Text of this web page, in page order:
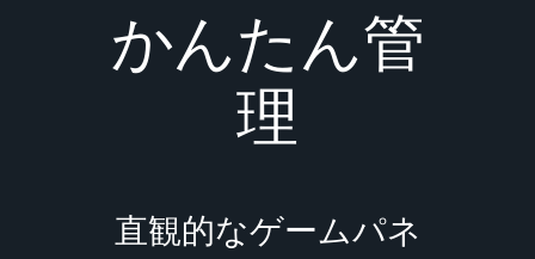
かんたん管
理
直観的なゲームパネ